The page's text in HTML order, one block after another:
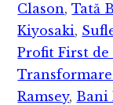
Clason,Tată
Kiyosaki,
Profit First
Ramsey, Bani